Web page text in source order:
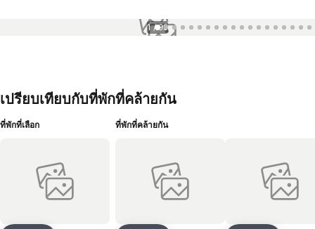
1 / 99
เปรียบเทียบกับที่พักที่คล้ายกัน
ที่พักที่เลือก ที่พักที่คล้ายกัน